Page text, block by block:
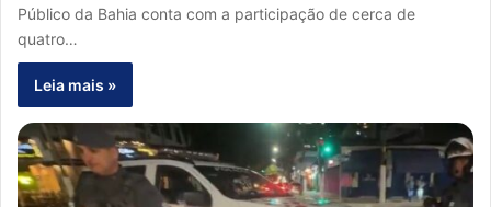
Público da Bahia conta com a participação de cerca de
quatro…
Leia mais »